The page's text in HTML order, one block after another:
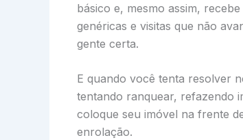
básico e, mesmo assim,
genéricas e visitas que não
gente certa.
E quando você tenta resolver
tentando ranquear, refazendo
coloque seu imóvel na frente
enrolação.